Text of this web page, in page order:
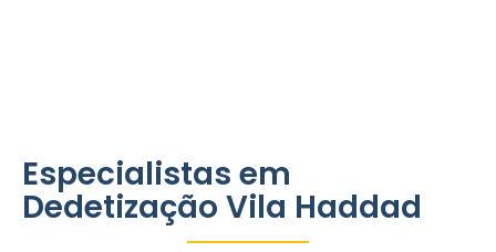
Especialistas em
Dedetização Vila Haddad